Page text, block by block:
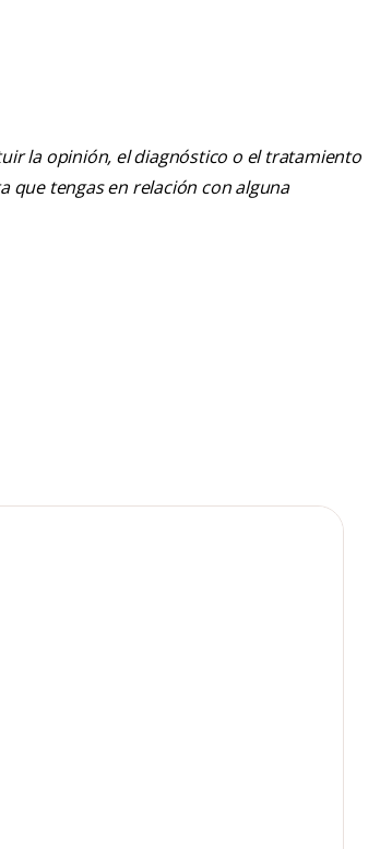
la opinión, el diagnóstico o el tratamiento
que tengas en relación con alguna